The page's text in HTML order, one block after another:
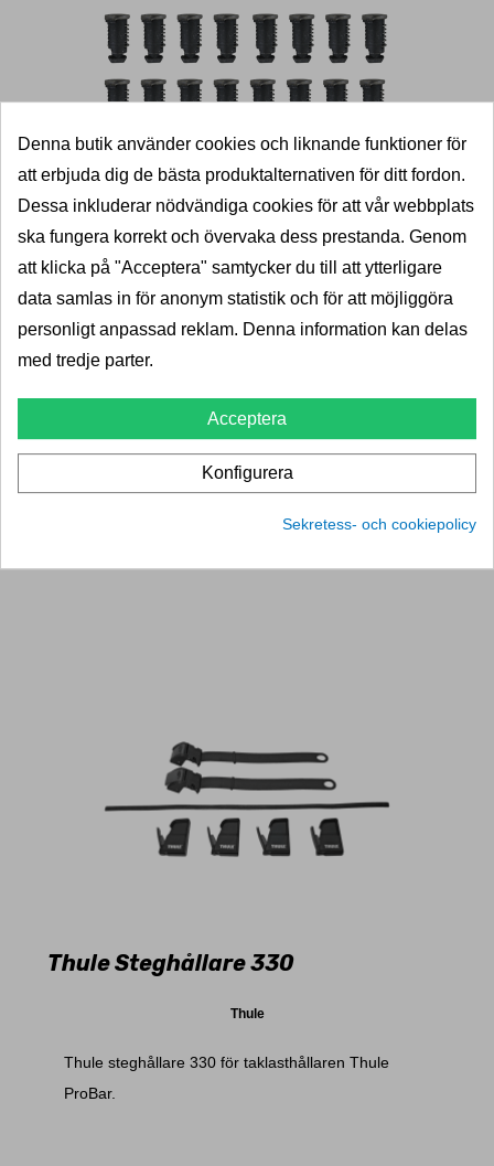
Thule Låssats 4516
Thule låssats 4516 för alla Thule-produkter
Består av 16 låscylindrar
Optimalt stöldskydd
5+ Leverans 2-5dagar
LÄGG I VARUKORG
Thule Steghållare 330
Thule
Thule steghållare 330 för taklasthållaren Thule
ProBar.
Denna butik använder cookies och liknande funktioner för
att erbjuda dig de bästa produktalternativen för ditt fordon.
Dessa inkluderar nödvändiga cookies för att vår webbplats
ska fungera korrekt och övervaka dess prestanda. Genom
att klicka på "Acceptera" samtycker du till att ytterligare
data samlas in för anonym statistik och för att möjliggöra
personligt anpassad reklam. Denna information kan delas
med tredje parter.
Acceptera
Konfigurera
Sekretess- och cookiepolicy